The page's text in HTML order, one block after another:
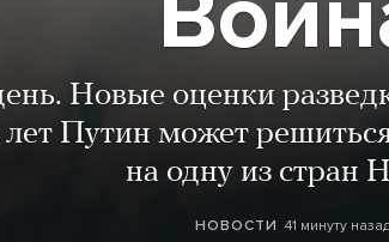
Новые оценки
лет Путин может
на одну из стран
НОВОСТИ 41 минуту назад